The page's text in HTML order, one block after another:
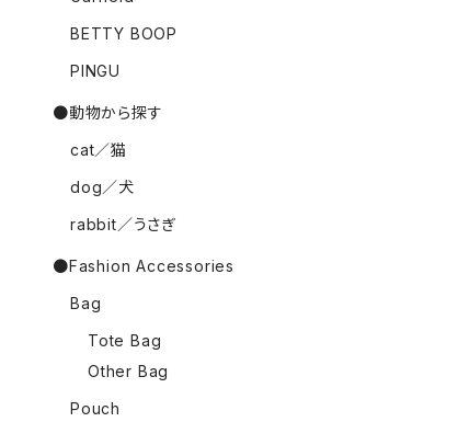
BETTY BOOP
PINGU
●動物から探す
cat／猫
dog／犬
rabbit／うさぎ
●Fashion Accessories
Bag
Tote Bag
Other Bag
Pouch